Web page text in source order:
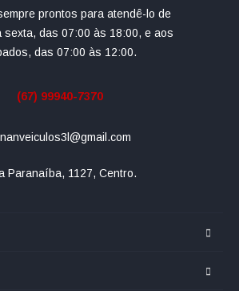
prontos para atendê-lo de
sexta, das 07:00 às 18:00, e aos
das 07:00 às 12:00.
(67) 99940-7370
Paranaíba, 1127, Centro.